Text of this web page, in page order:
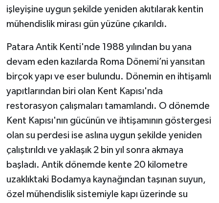
işleyişine uygun şekilde yeniden akıtılarak kentin
mühendislik mirası gün yüzüne çıkarıldı.
Patara Antik Kenti'nde 1988 yılından bu yana
devam eden kazılarda Roma Dönemi’ni yansıtan
birçok yapı ve eser bulundu. Dönemin en ihtişamlı
yapıtlarından biri olan Kent Kapısı'nda
restorasyon çalışmaları tamamlandı. O dönemde
Kent Kapısı'nın gücünün ve ihtişamının göstergesi
olan su perdesi ise aslına uygun şekilde yeniden
çalıştırıldı ve yaklaşık 2 bin yıl sonra akmaya
başladı. Antik dönemde kente 20 kilometre
uzaklıktaki Bodamya kaynağından taşınan suyun,
özel mühendislik sistemiyle kapı üzerinde su
Televizyon
Turizm